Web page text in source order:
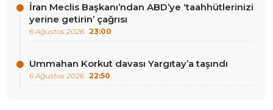
İran Meclis Başkanı’ndan ABD’ye ‘taahhütlerinizi
yerine getirin’ çağrısı
6 Ağustos 2026 23:00
Ummahan Korkut davası Yargıtay’a taşındı
6 Ağustos 2026 22:50